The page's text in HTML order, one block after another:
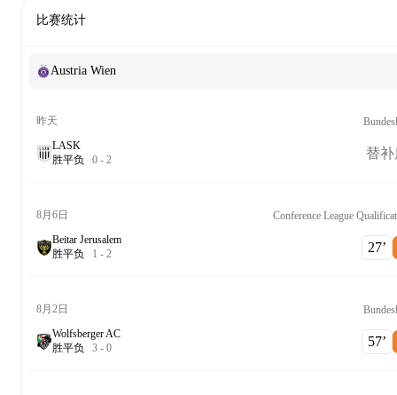
比赛统计
Austria Wien
昨天
LASK
胜平负 0 - 2 替
8月6日
Conference League
Beitar Jerusalem
胜平负 1 - 2 27‎’‎
8月2日
Wolfsberger AC
胜平负 3 - 0 57‎’‎